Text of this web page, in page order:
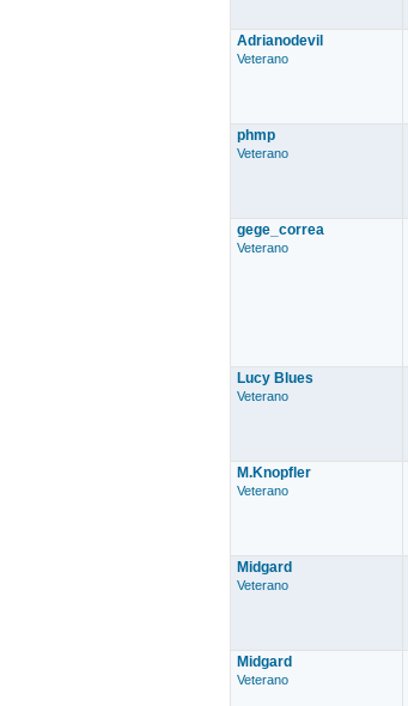
Adrianodevil
Veterano
phmp
Veterano
gege_correa
Veterano
Lucy Blues
Veterano
M.Knopfler
Veterano
Midgard
Veterano
Midgard
Veterano